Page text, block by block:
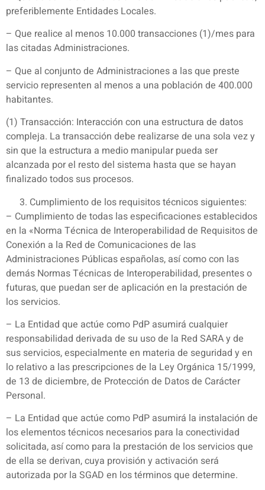
preferiblemente Entidades Locales.
– Que realice al menos 10.000 transacciones (1)/mes para
las citadas Administraciones.
– Que al conjunto de Administraciones a las que preste
servicio representen al menos a una población de 400.000
habitantes.
(1) Transacción: Interacción con una estructura de datos
compleja. La transacción debe realizarse de una sola vez y
sin que la estructura a medio manipular pueda ser
alcanzada por el resto del sistema hasta que se hayan
finalizado todos sus procesos.
Cumplimiento de los requisitos técnicos siguientes:
– Cumplimiento de todas las especificaciones establecidos
en la «Norma Técnica de Interoperabilidad de Requisitos de
Conexión a la Red de Comunicaciones de las
Administraciones Públicas españolas, así como con las
demás Normas Técnicas de Interoperabilidad, presentes o
futuras, que puedan ser de aplicación en la prestación de
los servicios.
– La Entidad que actúe como PdP asumirá cualquier
responsabilidad derivada de su uso de la Red SARA y de
sus servicios, especialmente en materia de seguridad y en
lo relativo a las prescripciones de la Ley Orgánica 15/1999,
de 13 de diciembre, de Protección de Datos de Carácter
Personal.
– La Entidad que actúe como PdP asumirá la instalación de
los elementos técnicos necesarios para la conectividad
solicitada, así como para la prestación de los servicios que
de ella se derivan, cuya provisión y activación será
autorizada por la SGAD en los términos que determine.